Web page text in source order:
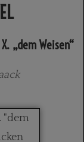
„dem Weisen“